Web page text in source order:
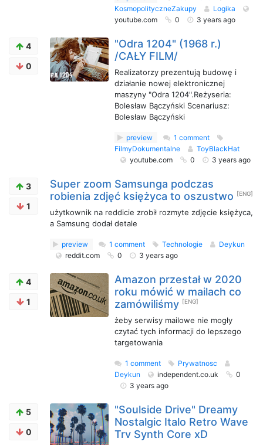
KosmopolityczneZakupy
Logika
youtube.com
0 3 years ago
4
0
"Odra 1204" (1968 r.)
/CAŁY FILM/
Realizatorzy prezentują budowę i
działanie nowej elektronicznej
maszyny "Odra 1204".Reżyseria:
Bolesław Bączyński Scenariusz:
Bolesław Bączyński
preview
1 comment
FilmyDokumentalne
ToyBlackHat
youtube.com
0 3 years ago
3
1
Super zoom Samsunga podczas
robienia zdjęć księżyca to oszustwo [ENG]
użytkownik na reddicie zrobił rozmyte zdjęcie księżyca,
a Samsung dodał detale
preview 1 comment Technologie
Deykun
reddit.com
0 3 years ago
4
1
Amazon przestał w 2020
roku mówić w mailach co
zamówiliśmy [ENG]
żeby serwisy mailowe nie mogły
czytać tych informacji do lepszego
targetowania
1 comment
Prywatnosc
Deykun
independent.co.uk
0
3 years ago
5
0
"Soulside Drive" Dreamy
Nostalgic Italo Retro Wave
Trv Synth Core xD